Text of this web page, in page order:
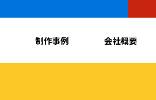
制作事例 会社概要